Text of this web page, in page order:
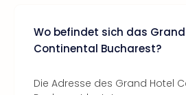
Wo befindet sich das
Continental Bucharest?
Die Adresse des Grand Hotel